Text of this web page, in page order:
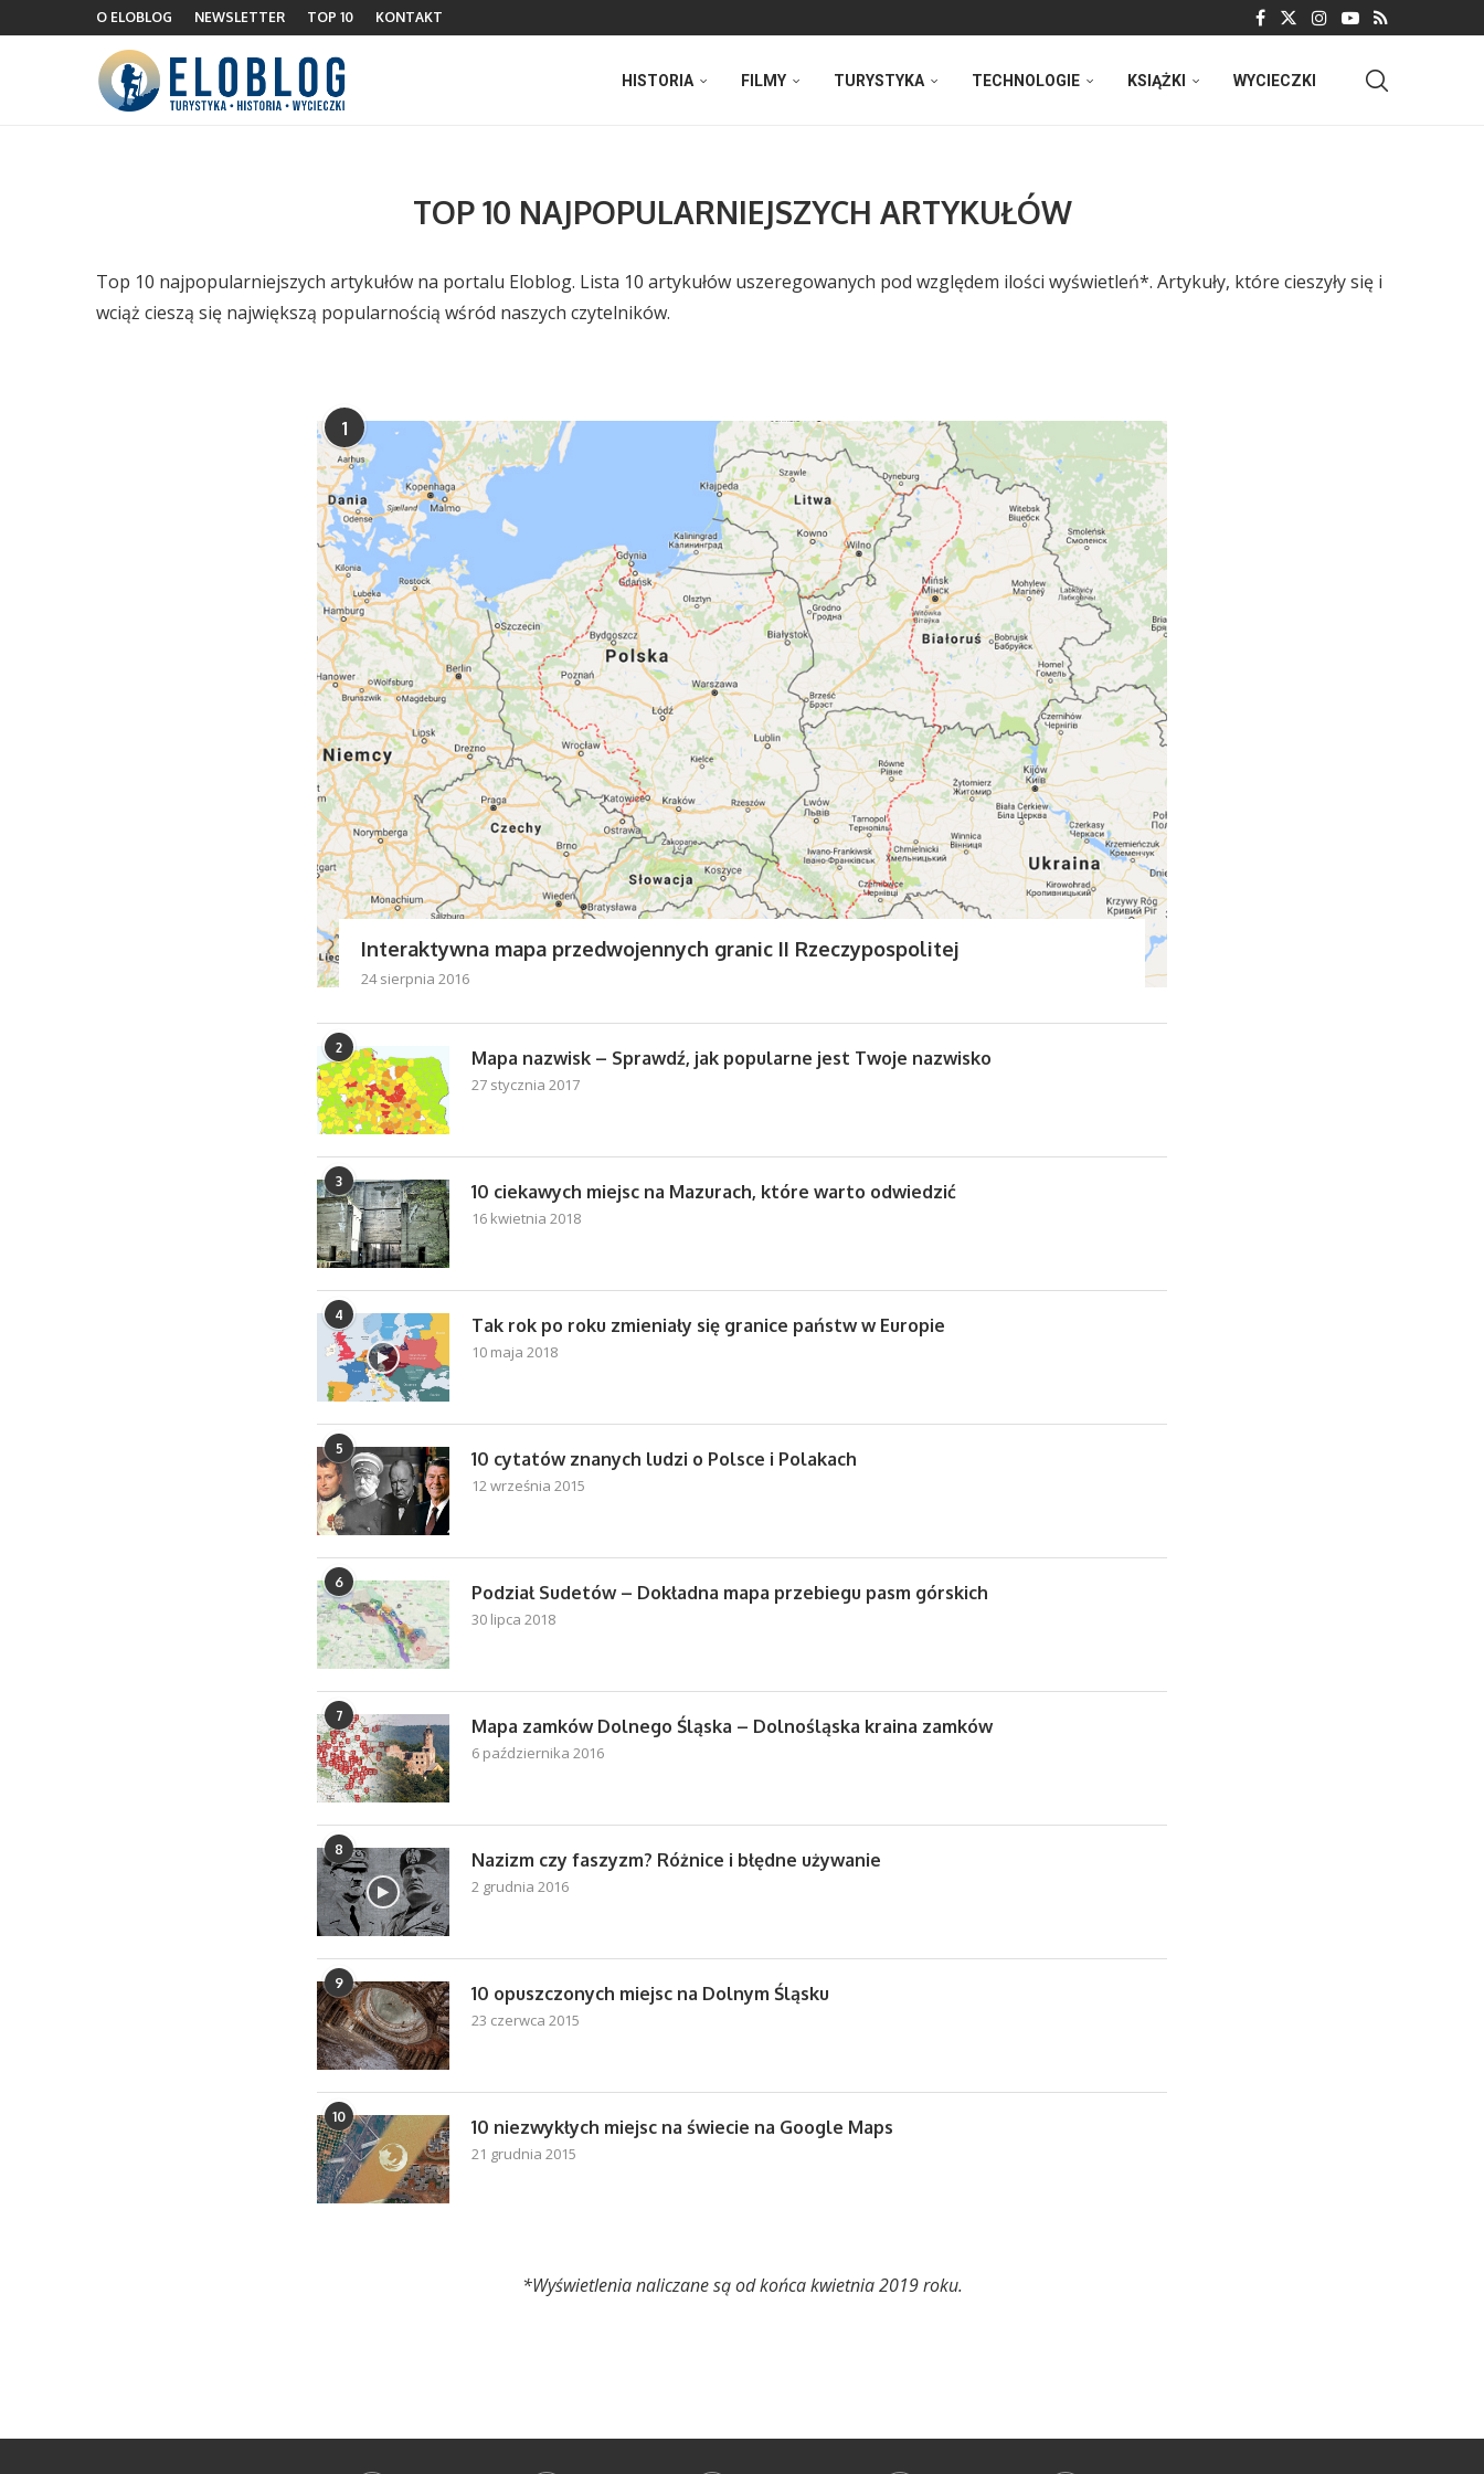
O ELOBLOG NEWSLETTER TOP 10 KONTAKT
HISTORIA FILMY TURYSTYKA TECHNOLOGIE KSIĄŻKI WYCIECZKI
TOP 10 NAJPOPULARNIEJSZYCH ARTYKUŁÓW
Top 10 najpopularniejszych artykułów na portalu Eloblog. Lista 10 artykułów uszeregowanych pod względem ilości wyświetleń*. Artykuły, które cieszyły się i
wciąż cieszą się największą popularnością wśród naszych czytelników.
1
Interaktywna mapa przedwojennych granic II Rzeczypospolitej
24 sierpnia 2016
2 Mapa nazwisk – Sprawdź, jak popularne jest Twoje nazwisko
27 stycznia 2017
3 10 ciekawych miejsc na Mazurach, które warto odwiedzić
16 kwietnia 2018
4 Tak rok po roku zmieniały się granice państw w Europie
10 maja 2018
5 10 cytatów znanych ludzi o Polsce i Polakach
12 września 2015
6 Podział Sudetów – Dokładna mapa przebiegu pasm górskich
30 lipca 2018
7 Mapa zamków Dolnego Śląska – Dolnośląska kraina zamków
6 października 2016
8 Nazizm czy faszyzm? Różnice i błędne używanie
2 grudnia 2016
9 10 opuszczonych miejsc na Dolnym Śląsku
23 czerwca 2015
10 10 niezwykłych miejsc na świecie na Google Maps
21 grudnia 2015
*Wyświetlenia naliczane są od końca kwietnia 2019 roku.